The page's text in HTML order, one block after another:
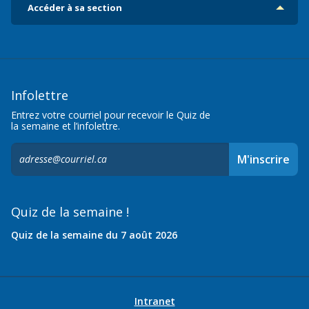
Accéder à sa section
Infolettre
Entrez votre courriel pour recevoir le Quiz de
la semaine et l’infolettre.
M'inscrire
Quiz de la semaine !
Quiz de la semaine du 7 août 2026
Intranet